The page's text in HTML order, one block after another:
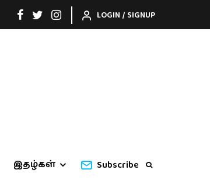
LOGIN / SIGNUP
இதழ்கள் Subscribe